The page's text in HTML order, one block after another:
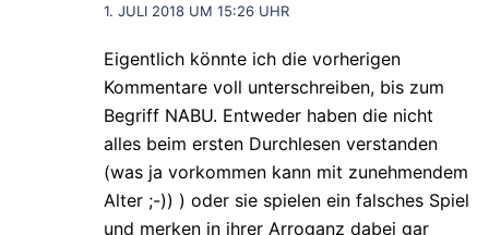
1. JULI 2018 UM 15:26 UHR
Eigentlich könnte ich die vorherigen
Kommentare voll unterschreiben, bis zum
Begriff NABU. Entweder haben die nicht
alles beim ersten Durchlesen verstanden
(was ja vorkommen kann mit zunehmendem
Alter ;-)) ) oder sie spielen ein falsches Spiel
und merken in ihrer Arroganz dabei gar